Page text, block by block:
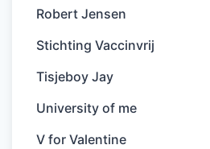
Robert Jensen
Stichting Vaccinvrij
Tisjeboy Jay
University of me
V for Valentine